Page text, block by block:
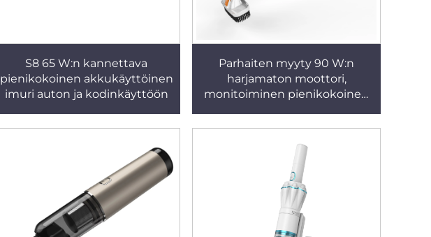
S8 65 W:n kannettava
pienikokoinen akkukäyttöinen
imuri auton ja kodinkäyttöön
Parhaiten myyty 90 W:n
harjamaton moottori,
monitoiminen pienikokoinen
portaattoni akkukäyttöinen
kuivaimuri